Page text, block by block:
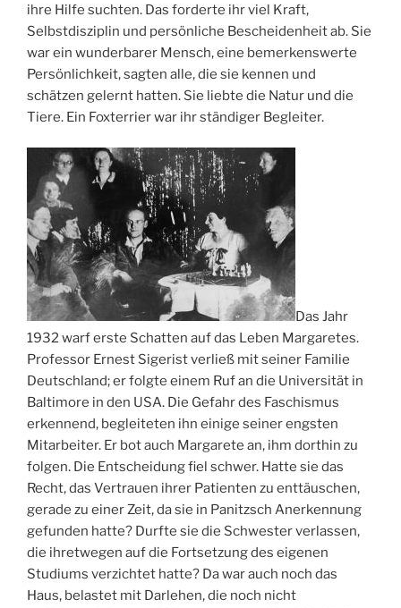
ihre Hilfe suchten. Das forderte ihr viel Kraft,
Selbstdisziplin und persönliche Bescheidenheit ab. Sie
war ein wunderbarer Mensch, eine bemerkenswerte
Persönlichkeit, sagten alle, die sie kennen und
schätzen gelernt hatten. Sie liebte die Natur und die
Tiere. Ein Foxterrier war ihr ständiger Begleiter.
Das Jahr
1932 warf erste Schatten auf das Leben Margaretes.
Professor Ernest Sigerist verließ mit seiner Familie
Deutschland; er folgte einem Ruf an die Universität in
Baltimore in den USA. Die Gefahr des Faschismus
erkennend, begleiteten ihn einige seiner engsten
Mitarbeiter. Er bot auch Margarete an, ihm dorthin zu
folgen. Die Entscheidung fiel schwer. Hatte sie das
Recht, das Vertrauen ihrer Patienten zu enttäuschen,
gerade zu einer Zeit, da sie in Panitzsch Anerkennung
gefunden hatte? Durfte sie die Schwester verlassen,
die ihretwegen auf die Fortsetzung des eigenen
Studiums verzichtet hatte? Da war auch noch das
Haus, belastet mit Darlehen, die noch nicht